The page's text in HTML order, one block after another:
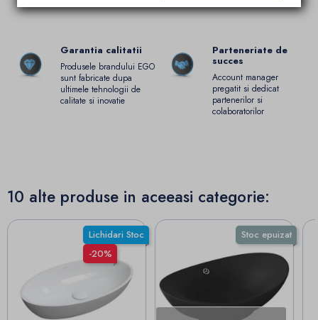
Garantia calitatii
Produsele brandului EGO
sunt fabricate dupa
ultimele tehnologii de
calitate si inovatie
Parteneriate de
succes
Account manager
pregatit si dedicat
partenerilor si
colaboratorilor
10 alte produse in aceeasi categorie:
Lichidari Stoc
-20%
Stoc epuizat